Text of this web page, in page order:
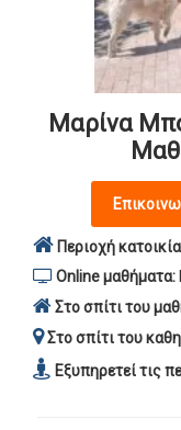
Μαρίνα
Περιοχή
Online μαθήματα:
Στο σπίτι του
Στο σπίτι του
Εξυπηρετεί τις